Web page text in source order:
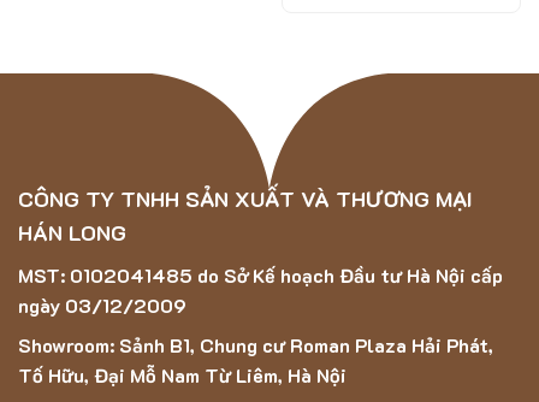
CÔNG TY TNHH SẢN XUẤT VÀ THƯƠNG MẠI
HÁN LONG
MST: 0102041485 do Sở Kế hoạch Đầu tư Hà Nội cấp
ngày 03/12/2009
Showroom: Sảnh B1, Chung cư Roman Plaza Hải Phát,
Tố Hữu, Đại Mỗ Nam Từ Liêm, Hà Nội